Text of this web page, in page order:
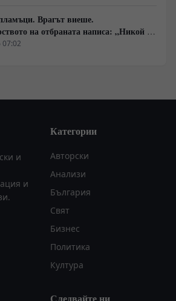
Врагът виеше.
на отбраната написа: „Никой не
слушайте сега.“
07:02
и
и
Категории
Авторски
Анализи
България
Свят
Бизнес
Политика
Култура